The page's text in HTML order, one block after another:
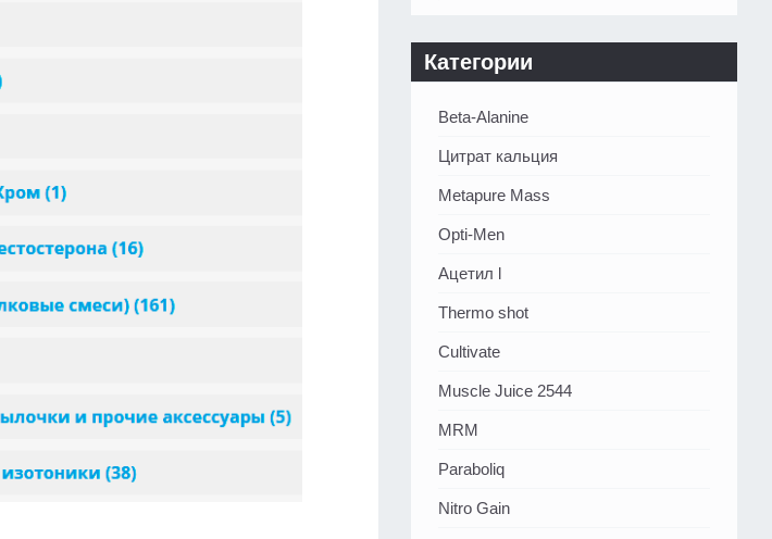
Категории
Beta-Alanine
Цитрат кальция
Metapure Mass
Opti-Men
Ацетил l
Thermo shot
Cultivate
Muscle Juice 2544
MRM
Paraboliq
Nitro Gain